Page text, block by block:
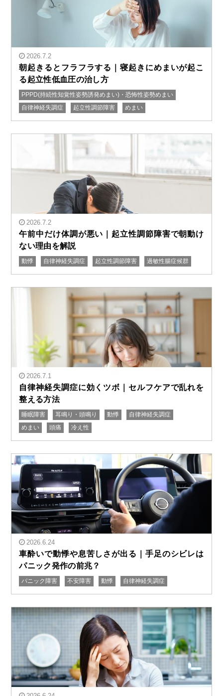
" alt="朝起きるとフラフラする｜寝起きにめまいが起こ
2026.7.2
朝起きるとフラフラする｜寝起きにめまいが起こ
る起立性低血圧の治し方
PPPD(持続性知覚性姿勢誘発めまい)・恐怖性姿勢めまい
自律神経失調症
起立性調節障害 めまい
" alt="午前中だけ体調が悪い｜起立性調節障害で朝動け
2026.7.2
午前中だけ体調が悪い｜起立性調節障害で朝動け
ない理由を解説
動悸 自律神経失調症 起立性調節障害 過敏性腸症候群
" alt="自律神経失調症に効くツボ｜セルフケアで乱れを
2026.7.1
自律神経失調症に効くツボ｜セルフケアで乱れを
整える方法
睡眠障害 耳鳴り・頭鳴り 動悸
自律神経失調症
めまい
頭痛 冷え性
" alt="車酔いで動悸や息苦しさが出る｜手足のシビレは
2026.6.24
車酔いで動悸や息苦しさが出る｜手足のシビレは
パニック発作の前兆？
パニック障害 不安障害 動悸 自律神経失調症